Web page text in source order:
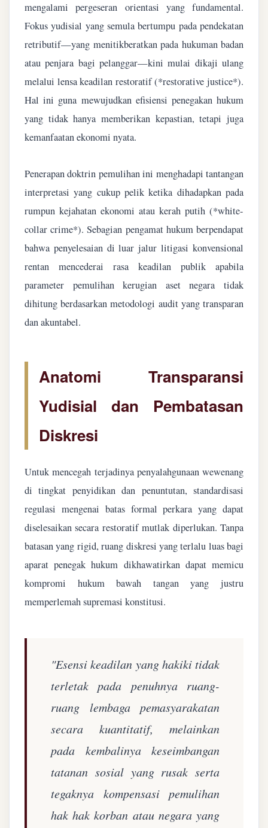
mengalami pergeseran orientasi yang fundamental.
Fokus yudisial yang semula bertumpu pada pendekatan
retributif—yang menitikberatkan pada hukuman badan
atau penjara bagi pelanggar—kini mulai dikaji ulang
melalui lensa keadilan restoratif (*restorative justice*).
Hal ini guna mewujudkan efisiensi penegakan hukum
yang tidak hanya memberikan kepastian, tetapi juga
kemanfaatan ekonomi nyata.
Penerapan doktrin pemulihan ini menghadapi tantangan
interpretasi yang cukup pelik ketika dihadapkan pada
rumpun kejahatan ekonomi atau kerah putih (*white-
collar crime*). Sebagian pengamat hukum berpendapat
bahwa penyelesaian di luar jalur litigasi konvensional
rentan mencederai rasa keadilan publik apabila
parameter pemulihan kerugian aset negara tidak
dihitung berdasarkan metodologi audit yang transparan
dan akuntabel.
Anatomi Transparansi
Yudisial dan Pembatasan
Diskresi
Untuk mencegah terjadinya penyalahgunaan wewenang
di tingkat penyidikan dan penuntutan, standardisasi
regulasi mengenai batas formal perkara yang dapat
diselesaikan secara restoratif mutlak diperlukan. Tanpa
batasan yang rigid, ruang diskresi yang terlalu luas bagi
aparat penegak hukum dikhawatirkan dapat memicu
kompromi hukum bawah tangan yang justru
memperlemah supremasi konstitusi.
"Esensi keadilan yang hakiki tidak
terletak pada penuhnya ruang-
ruang lembaga pemasyarakatan
secara kuantitatif, melainkan
pada kembalinya keseimbangan
tatanan sosial yang rusak serta
tegaknya kompensasi pemulihan
hak hak korban atau negara yang